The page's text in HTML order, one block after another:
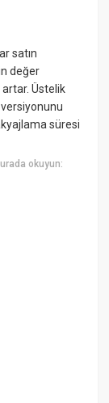
satın
değer
artar. Üstelik
süresi
okuyun: